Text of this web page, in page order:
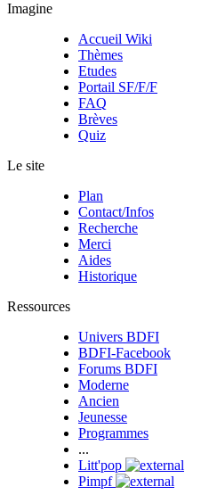
Imagine
Accueil Wiki
Thèmes
Etudes
Portail SF/F/F
FAQ
Brèves
Quiz
Le site
Plan
Contact/Infos
Recherche
Merci
Aides
Historique
Ressources
Univers BDFI
BDFI-Facebook
Forums BDFI
Moderne
Ancien
Jeunesse
Programmes
...
Litt'pop
Pimpf